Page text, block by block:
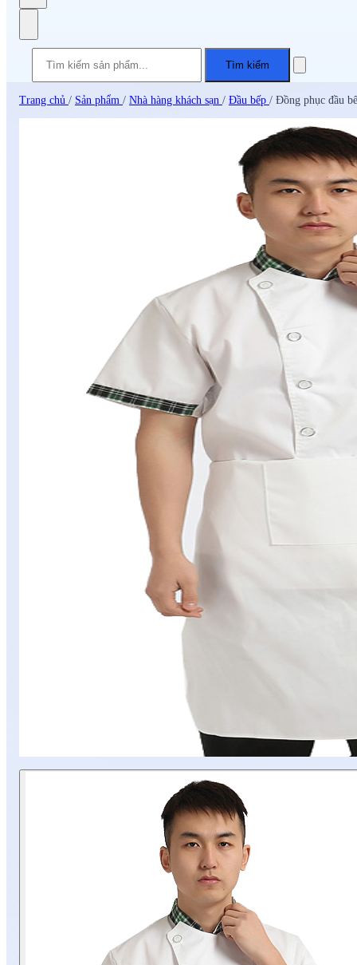
Tìm kiếm
Trang chủ / Sản phẩm / Nhà hàng khách sạn / Đầu bếp / Đồng phục đầu